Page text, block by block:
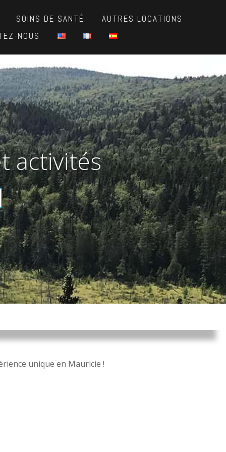
SOINS DE SANTÉ
AUTRES LOCATIONS
NOUS
activités
unique en Mauricie !